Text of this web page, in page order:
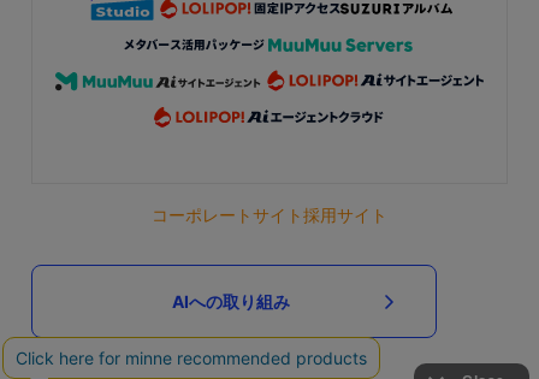
コーポレートサイト採用サイト
AIへの取り組み